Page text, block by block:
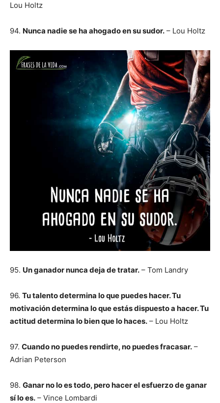
Lou Holtz
94. Nunca nadie se ha ahogado en su sudor. – Lou Holtz
95. Un ganador nunca deja de tratar. – Tom Landry
96. Tu talento determina lo que puedes hacer. Tu
motivación determina lo que estás dispuesto a hacer. Tu
actitud determina lo bien que lo haces. – Lou Holtz
97. Cuando no puedes rendirte, no puedes fracasar. –
Adrian Peterson
98. Ganar no lo es todo, pero hacer el esfuerzo de ganar
sí lo es. – Vince Lombardi